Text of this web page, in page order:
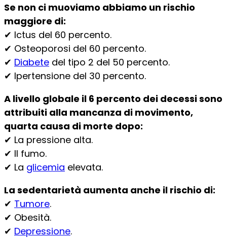
Se non ci muoviamo abbiamo un rischio
maggiore di:
✔ Ictus del 60 percento.
✔ Osteoporosi del 60 percento.
✔ Diabete del tipo 2 del 50 percento.
✔ Ipertensione del 30 percento.
A livello globale il 6 percento dei decessi sono
attribuiti alla mancanza di movimento,
quarta causa di morte dopo:
✔ La pressione alta.
✔ Il fumo.
✔ La glicemia elevata.
La sedentarietà aumenta anche il rischio di:
✔ Tumore.
✔ Obesità.
✔ Depressione.